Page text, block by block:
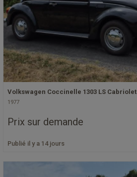
Volkswagen Coccinelle 1303 LS Cabriolet
1977
Prix sur demande
Publié il y a 14 jours